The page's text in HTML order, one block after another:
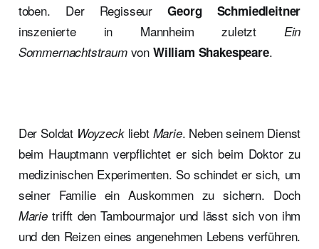
toben. Der RegisseurGeorg Schmiedleitner
inszenierte in Mannheim zuletzt Ein
Sommernachtstraumvon William Shakespeare.
Der Soldat Woyzeckliebt Marie. Neben seinem Dienst
beim Hauptmann verpflichtet er sich beim Doktor zu
medizinischen Experimenten. So schindet er sich, um
seiner Familie ein Auskommen zu sichern. Doch
Marietrifft den Tambourmajor und lässt sich von ihm
und den Reizen eines angenehmen Lebens verführen.